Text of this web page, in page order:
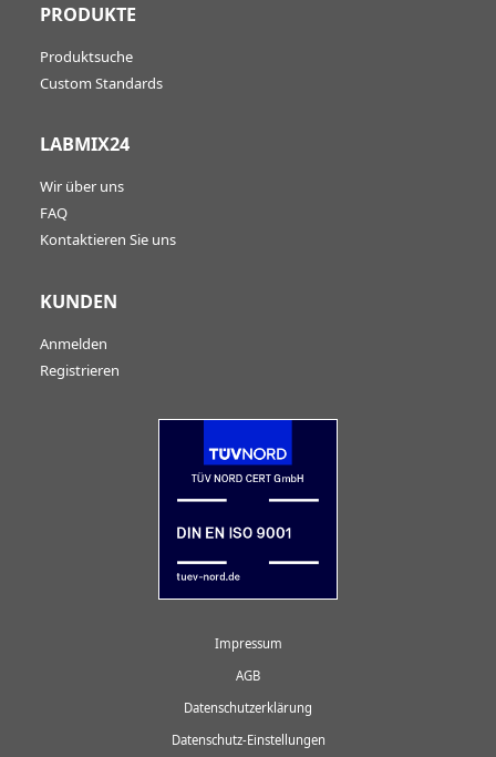
PRODUKTE
Produktsuche
Custom Standards
LABMIX24
Wir über uns
FAQ
Kontaktieren Sie uns
KUNDEN
Anmelden
Registrieren
Impressum
AGB
Datenschutzerklärung
Datenschutz-Einstellungen